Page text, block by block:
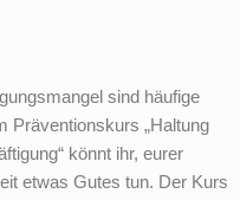
sind häufige
Präventionskurs „Haltung
könnt ihr, eurer
etwas Gutes tun. Der Kurs